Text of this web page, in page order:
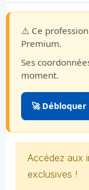
⚠️ Ce
Premium.
Ses
moment.
🚀
Accédez aux
exclusives !